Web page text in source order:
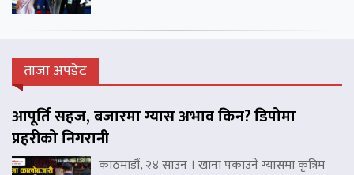
ताजा अपडेट
आपूर्ति सहज, बजारमा ग्यास अभाव किन? डिपोमा
प्रहरीको निगरानी
काठमाडौं, २४ साउन । खाना पकाउने ग्यासमा कृत्रिम